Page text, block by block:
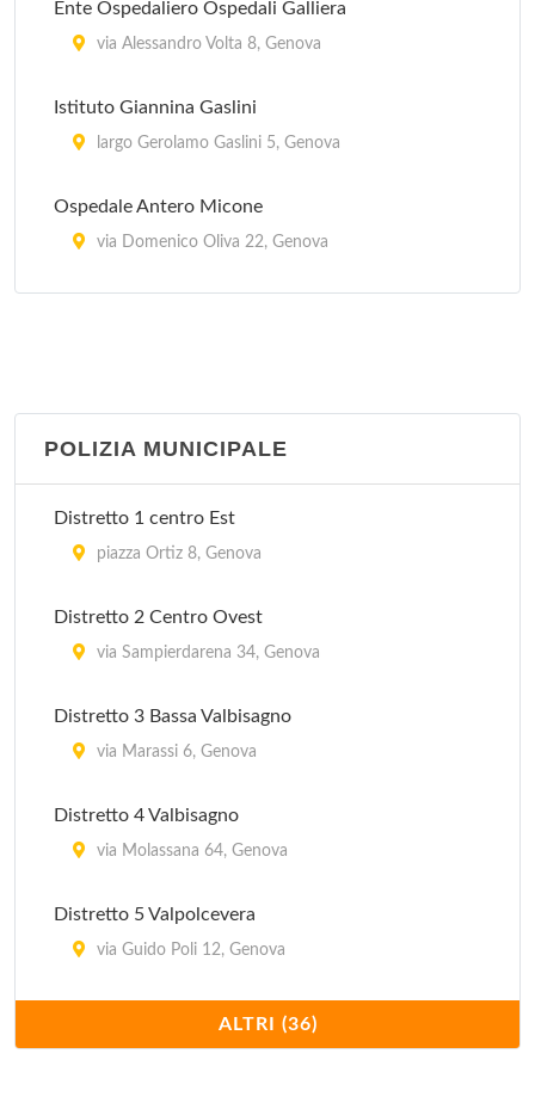
Ente Ospedaliero Ospedali Galliera
via Alessandro Volta 8, Genova
Istituto Giannina Gaslini
largo Gerolamo Gaslini 5, Genova
Ospedale Antero Micone
via Domenico Oliva 22, Genova
salita superiore San Rocchino 31/a, Genova
POLIZIA MUNICIPALE
Distretto 1 centro Est
piazza Ortiz 8, Genova
Distretto 2 Centro Ovest
via Sampierdarena 34, Genova
Distretto 3 Bassa Valbisagno
via Marassi 6, Genova
Distretto 4 Valbisagno
via Molassana 64, Genova
Distretto 5 Valpolcevera
via Guido Poli 12, Genova
Distretto 6 Medio Ponente
via Fabio da Persico 49, Genova
ALTRI (36)